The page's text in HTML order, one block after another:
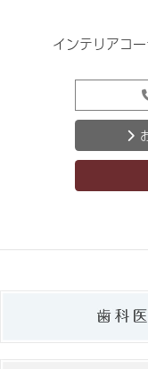
インテリアコ